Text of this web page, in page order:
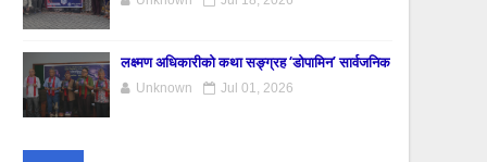
लक्ष्मण अधिकारीको कथा सङ्ग्रह ‘डोपामिन’ सार्वजनिक
Unknown Jul 01, 2026